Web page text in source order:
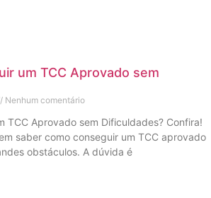
um TCC Aprovado sem
Nenhum comentário
TCC Aprovado sem Dificuldades? Confira!
saber como conseguir um TCC aprovado
obstáculos. A dúvida é